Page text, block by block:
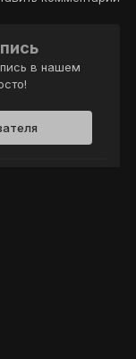
в нашем